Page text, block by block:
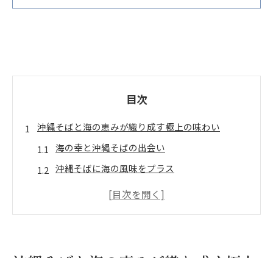
目次
沖縄そばと海の恵みが織り成す極上の味わい
海の幸と沖縄そばの出会い
沖縄そばに海の風味をプラス
沖縄そばの新しい可能性